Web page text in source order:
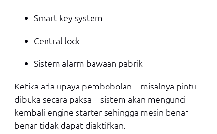
Smart key system
Central lock
Sistem alarm bawaan pabrik
Ketika ada upaya pembobolan—misalnya pintu
dibuka secara paksa—sistem akan mengunci
kembali engine starter sehingga mesin benar-
benar tidak dapat diaktifkan.